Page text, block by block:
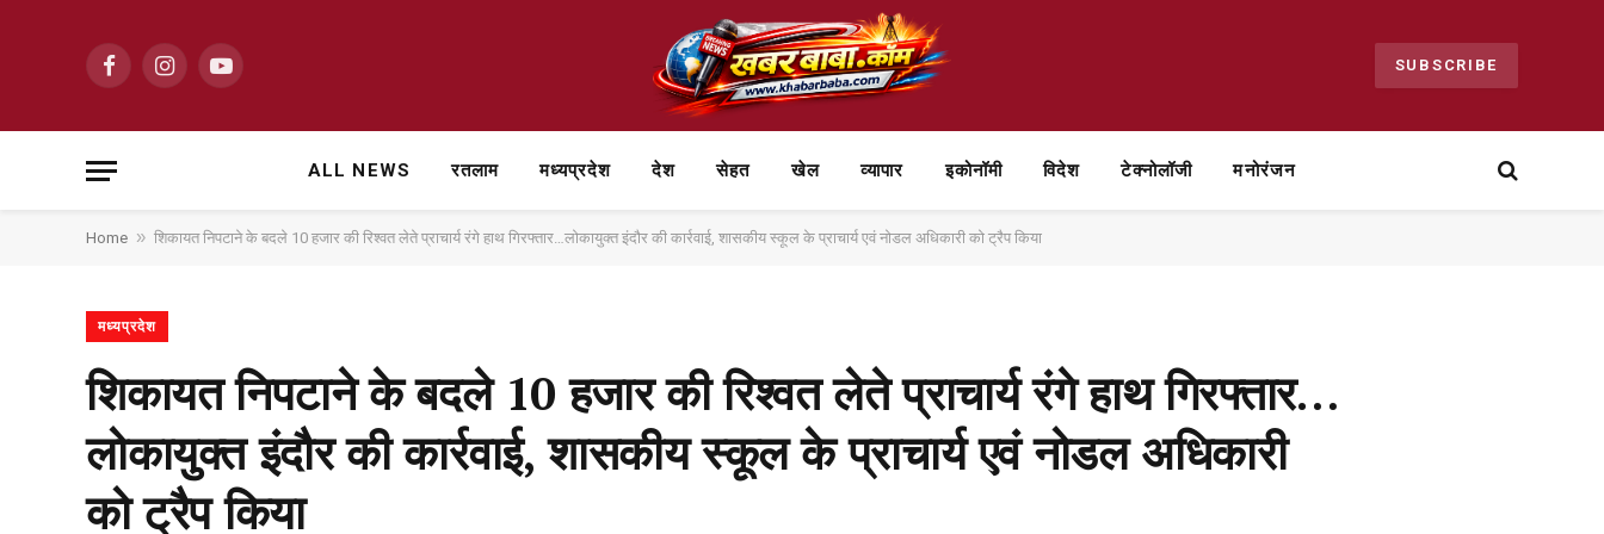
FacebookInstagramYouTube SUBSCRIBE
ALL NEWS रतलाम मध्यप्रदेश देश सेहत खेल व्यापार ⁠इकोनॉमी विदेश टेक्नोलॉजी मनोरंजन
Home » शिकायत निपटाने के बदले 10 हजार की रिश्वत लेते प्राचार्य रंगे हाथ गिरफ्तार…लोकायुक्त इंदौर की कार्रवाई, शासकीय स्कूल के प्राचार्य एवं नोडल अधिकारी को ट्रैप किया
मध्यप्रदेश
शिकायत निपटाने के बदले 10 हजार की रिश्वत लेते प्राचार्य रंगे हाथ गिरफ्तार…
लोकायुक्त इंदौर की कार्रवाई, शासकीय स्कूल के प्राचार्य एवं नोडल अधिकारी
को ट्रैप किया